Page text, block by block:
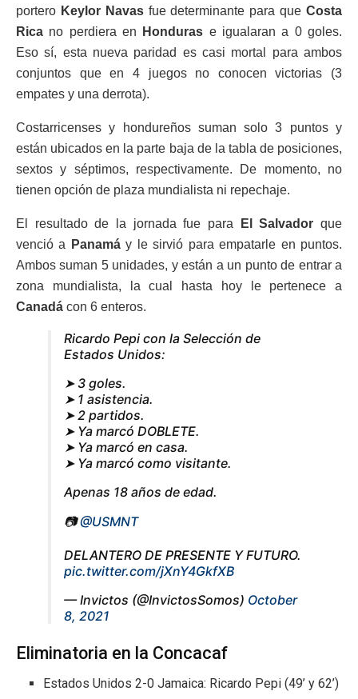
portero Keylor Navasfue determinante para queCosta
Rica no perdiera en Honduras e igualaran a 0 goles.
Eso sí, esta nueva paridad es casi mortal para ambos
conjuntos que en 4 juegos no conocen victorias (3
empates y una derrota).
Costarricenses y hondureños suman solo 3 puntos y
están ubicados en la parte baja de la tabla de posiciones,
sextos y séptimos, respectivamente. De momento, no
tienen opción de plaza mundialista ni repechaje.
El resultado de la jornada fue para El Salvador que
venció a
Panamáy le sirvió para empatarle en puntos.
Ambos suman 5 unidades, y están a un punto de entrar a
zona mundialista, la cual hasta hoy le pertenece a
Canadá con 6 enteros.
Ricardo Pepi con la Selección de
Estados Unidos:
➤ 3 goles.
➤ 1 asistencia.
➤ 2 partidos.
➤ Ya marcó DOBLETE.
➤ Ya marcó en casa.
➤ Ya marcó como visitante.
Apenas 18 años de edad.
📷@USMNT
DELANTERO DE PRESENTE Y FUTURO.
pic.twitter.com/jXnY4GkfXB
— Invictos (@InvictosSomos) October
8, 2021
Eliminatoria en la Concacaf
Estados Unidos 2-0 Jamaica: Ricardo Pepi (49’ y 62’)